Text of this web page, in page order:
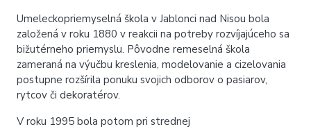
Umeleckopriemyselná škola v Jablonci nad Nisou bola
založená v roku 1880 v reakcii na potreby rozvíjajúceho sa
bižutérneho priemyslu. Pôvodne remeselná škola
zameraná na výučbu kreslenia, modelovanie a cizelovania
postupne rozšírila ponuku svojich odborov o pasiarov,
rytcov či dekoratérov.
V roku 1995 bola potom pri strednej